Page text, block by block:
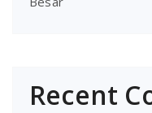
Recent